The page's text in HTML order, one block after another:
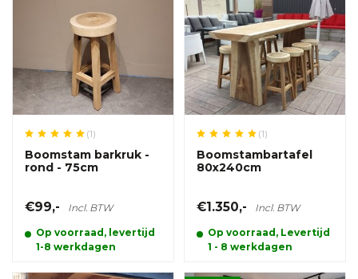
(1)
Boomstam barkruk -
rond - 75cm
€99,- Incl. BTW
Op voorraad, levertijd
1-8 werkdagen
(1)
Boomstambartafel
80x240cm
€1.350,- Incl. BTW
Op voorraad, Levertijd
1 - 8 werkdagen